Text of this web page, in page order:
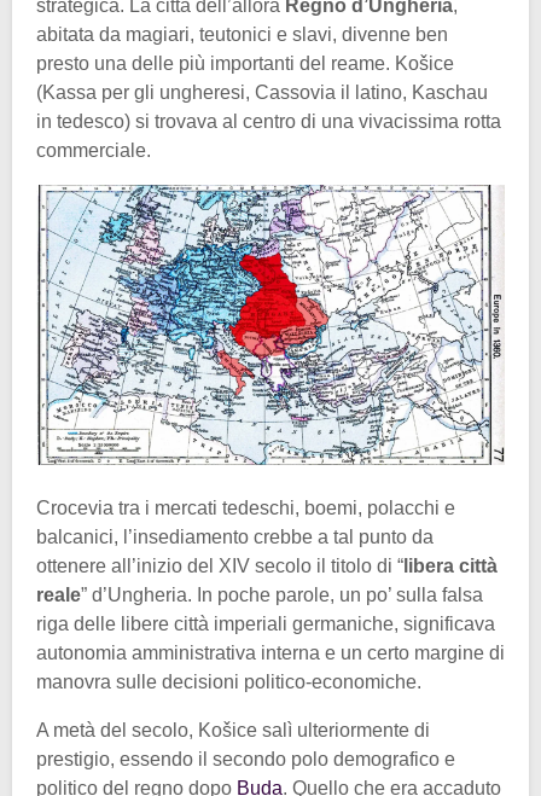
strategica. La città dell’allora Regno d’Ungheria,
abitata da magiari, teutonici e slavi, divenne ben
presto una delle più importanti del reame. Košice
(Kassa per gli ungheresi, Cassovia il latino, Kaschau
in tedesco) si trovava al centro di una vivacissima rotta
commerciale.
Crocevia tra i mercati tedeschi, boemi, polacchi e
balcanici, l’insediamento crebbe a tal punto da
ottenere all’inizio del XIV secolo il titolo di “ libera città
reale” d’Ungheria. In poche parole, un po’ sulla falsa
riga delle libere città imperiali germaniche, significava
autonomia amministrativa interna e un certo margine di
manovra sulle decisioni politico-economiche.
A metà del secolo, Košice salì ulteriormente di
prestigio, essendo il secondo polo demografico e
politico del regno dopo Buda. Quello che era accaduto